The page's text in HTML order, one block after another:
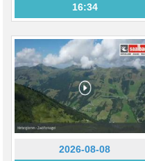
16:34
2026-08-08